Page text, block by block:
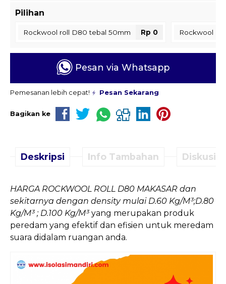
Pilihan
Rockwool roll D80 tebal 50mm Rp 0 Rockwool
Pesan via Whatsapp
Pemesanan lebih cepat! Pesan Sekarang
Bagikan ke
Deskripsi Info Tambahan Diskusi
HARGA ROCKWOOL ROLL D80 MAKASAR dan
sekitarnya dengan density mulai D.60 Kg/M³;D.80
Kg/M³ ; D.100 Kg/M³yang merupakan produk
peredam yang efektif dan efisien untuk meredam
suara didalam ruangan anda.